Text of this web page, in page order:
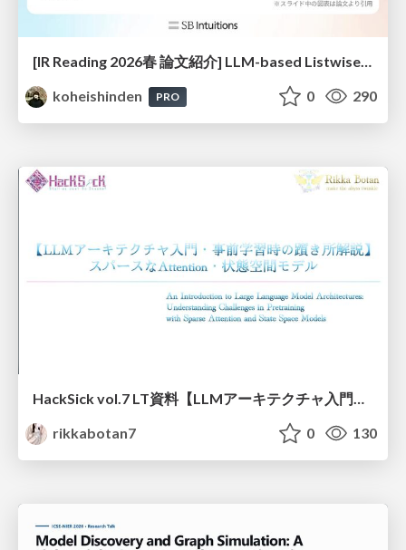
[IR Reading 2026春 論文紹介] LLM-based Listwise Reranking under the Effect of Positional Bias (ECIR 2026) /IR-Reading-2026-Spring
koheishinden
PRO 0 290
HackSick vol.7 LT資料【LLMアーキテクチャ入門・事前学習時の躓き所解説】 スパースなAttention・状態空間モデル
rikkabotan7
0 130